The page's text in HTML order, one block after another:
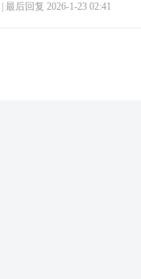
最后回复 2026-1-23 02:41